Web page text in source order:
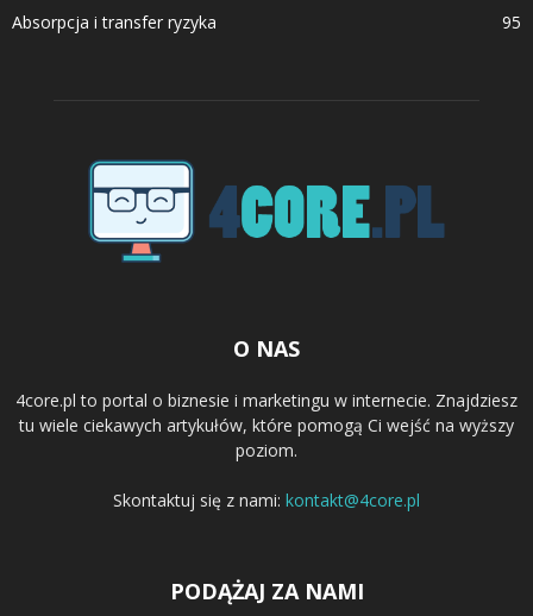
Absorpcja i transfer ryzyka
95
O NAS
4core.pl to portal o biznesie i marketingu w internecie. Znajdziesz
tu wiele ciekawych artykułów, które pomogą Ci wejść na wyższy
poziom.
Skontaktuj się z nami: kontakt@4core.pl
PODĄŻAJ ZA NAMI